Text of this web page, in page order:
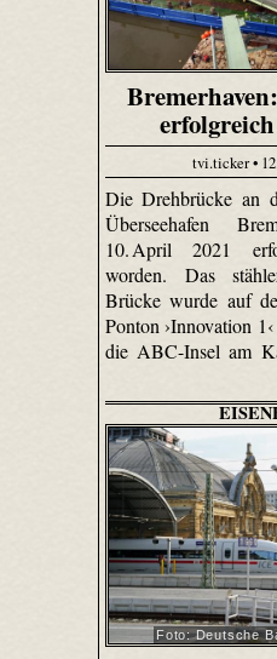
tvi.ticker •
Die Drehbrücke an
Überseehafen
10. April 2021
worden. Das
Brücke wurde auf
Ponton ›Innovation
die ABC-Insel am
Foto: Deutsche